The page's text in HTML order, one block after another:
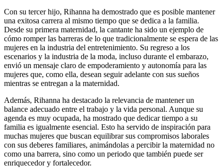
Con su tercer hijo, Rihanna ha demostrado que es posible mantener
una exitosa carrera al mismo tiempo que se dedica a la familia.
Desde su primera maternidad, la cantante ha sido un ejemplo de
cómo romper las barreras de lo que tradicionalmente se espera de las
mujeres en la industria del entretenimiento. Su regreso a los
escenarios y la industria de la moda, incluso durante el embarazo,
envió un mensaje claro de empoderamiento y autonomía para las
mujeres que, como ella, desean seguir adelante con sus sueños
mientras se entregan a la maternidad.
Además, Rihanna ha destacado la relevancia de mantener un
balance adecuado entre el trabajo y la vida personal. Aunque su
agenda es muy ocupada, ha mostrado que dedicar tiempo a su
familia es igualmente esencial. Esto ha servido de inspiración para
muchas mujeres que buscan equilibrar sus compromisos laborales
con sus deberes familiares, animándolas a percibir la maternidad no
como una barrera, sino como un periodo que también puede ser
enriquecedor y fortalecedor.